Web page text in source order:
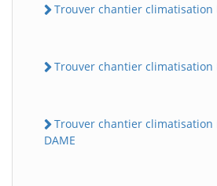
Trouver chantier climatisation
Trouver chantier climatisation
Trouver chantier climatisation
DAME